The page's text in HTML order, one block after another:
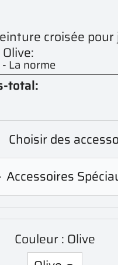
croisée
Olive:
La norme
total:
Choisir des
Accessoires
Couleur : Olive